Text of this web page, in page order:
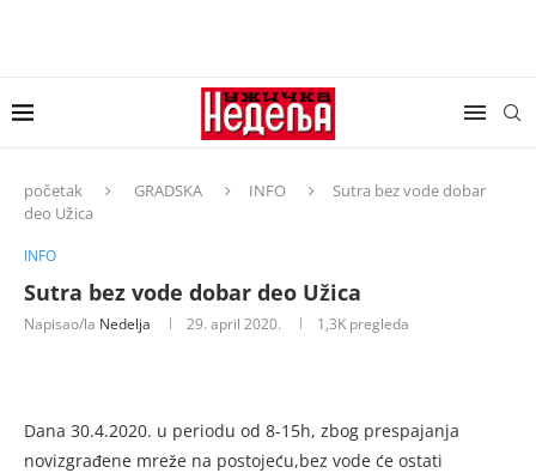
početak GRADSKA INFO
Sutra bez vode dobar
deo Užica
INFO
Sutra bez vode dobar deo Užica
Napisao/la Nedelja 29. april 2020. 1,3K pregleda
Dana 30.4.2020. u periodu od 8-15h, zbog prespajanja
novizgrađene mreže na postojeću,bez vode će ostati